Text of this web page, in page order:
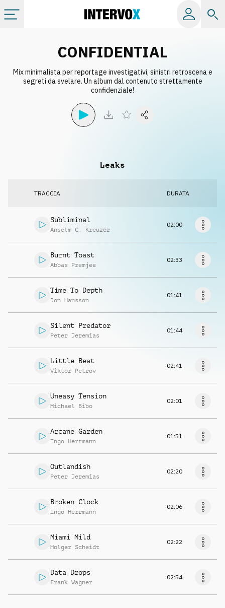
Album
Info
Richiedi musica
CONFIDENTIAL
Mix minimalista per reportage investigativi, sinistri retroscena e
segreti da svelare. Un album dal contenuto strettamente
confidenziale!
Leaks
TRACCIA DURATA
Subliminal
Anselm C. Kreuzer
02:00
Burnt Toast
Abbas Premjee
02:33
Time To Depth
Jon Hansson
01:41
Silent Predator
Peter Jeremias
01:44
Little Beat
Viktor Petrov
02:41
Uneasy Tension
Michael Bibo
02:01
Arcane Garden
Ingo Herrmann
01:51
Outlandish
Peter Jeremias
02:20
Broken Clock
Ingo Herrmann
02:06
Miami Mild
Holger Scheidt
02:22
Data Drops
Frank Wagner
02:54